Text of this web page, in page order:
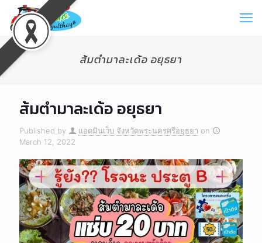
ส้มตำมาละเด้อ อยุธยา
ส้มตำมาละเด้อ อยุธยา
Published by แอดมินเว็บ จังหวัดพระนครศรีอยุธยา on
March 12, 2022